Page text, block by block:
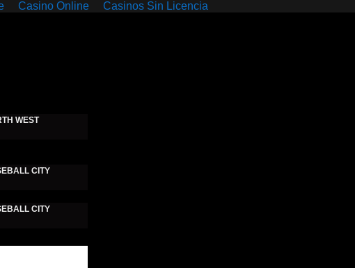
Casino Online Casinos Sin Licencia
WEST
CITY
CITY